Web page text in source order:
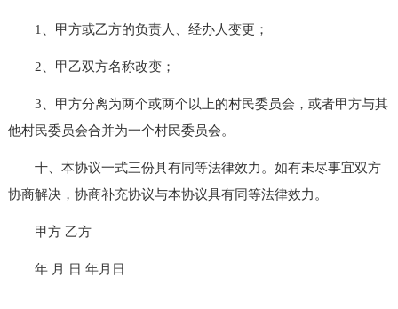
1、甲方或乙方的负责人、经办人变更；
2、甲乙双方名称改变；
3、甲方分离为两个或两个以上的村民委员会，或者甲方与其
他村民委员会合并为一个村民委员会。
十、本协议一式三份具有同等法律效力。如有未尽事宜双方
协商解决，协商补充协议与本协议具有同等法律效力。
甲方 乙方
年 月 日 年月日